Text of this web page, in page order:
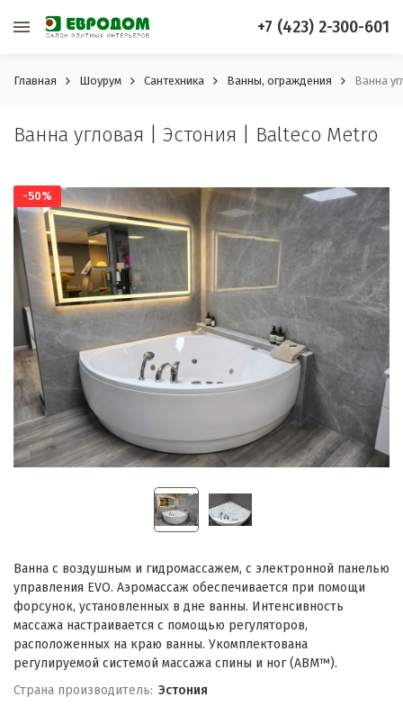
+7 (423) 2-300-601
Главная Шоурум Сантехника Ванны, ограждения Ванна
Ванна угловая | Эстония | Balteco Metro
-50%
Bанна с воздушным и гидромассажем, с электронной панелью
управления EVO. Aэрoмассаж обеспечивается при помощи
форсунок, установленных в дне ванны. Интенсивность
массажа настраивается с помощью регуляторов,
расположенных на краю ванны. Укомплектованa
регулируемой системой массажа спины и нoг (ABM™).
Страна производитель: Эстония